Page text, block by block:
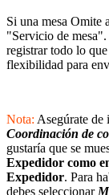
Si una mesa Omite
"Servicio de
registrartodo lo que
flexibilidad para
Nota: Asegúrate de
Coordinación de
gustaría que se
Expedidor como
Expedidor. Para
debes seleccionar